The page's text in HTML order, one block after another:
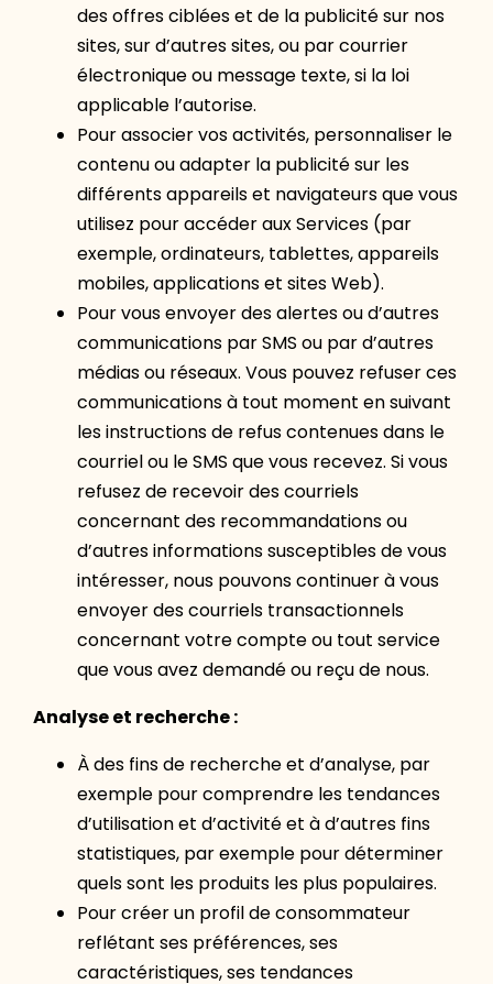
des offres ciblées et de la publicité sur nos
sites, sur d’autres sites, ou par courrier
électronique ou message texte, si la loi
applicable l’autorise.
Pour associer vos activités, personnaliser le
contenu ou adapter la publicité sur les
différents appareils et navigateurs que vous
utilisez pour accéder aux Services (par
exemple, ordinateurs, tablettes, appareils
mobiles, applications et sites Web).
Pour vous envoyer des alertes ou d’autres
communications par SMS ou par d’autres
médias ou réseaux. Vous pouvez refuser ces
communications à tout moment en suivant
les instructions de refus contenues dans le
courriel ou le SMS que vous recevez. Si vous
refusez de recevoir des courriels
concernant des recommandations ou
d’autres informations susceptibles de vous
intéresser, nous pouvons continuer à vous
envoyer des courriels transactionnels
concernant votre compte ou tout service
que vous avez demandé ou reçu de nous.
Analyse et recherche :
À des fins de recherche et d’analyse, par
exemple pour comprendre les tendances
d’utilisation et d’activité et à d’autres fins
statistiques, par exemple pour déterminer
quels sont les produits les plus populaires.
Pour créer un profil de consommateur
reflétant ses préférences, ses
caractéristiques, ses tendances